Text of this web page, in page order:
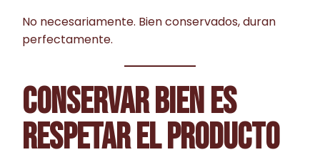
No necesariamente. Bien conservados, duran
perfectamente.
CONSERVAR BIEN ES
RESPETAR EL PRODUCTO